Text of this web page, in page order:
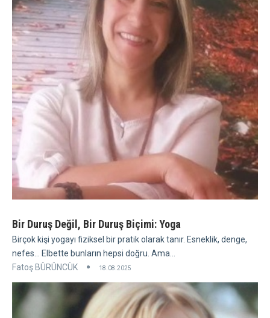
Bir Duruş Değil, Bir Duruş Biçimi: Yoga
Birçok kişi yogayı fiziksel bir pratik olarak tanır. Esneklik, denge,
nefes... Elbette bunların hepsi doğru. Ama...
Fatoş BÜRÜNCÜK
18.08.2025